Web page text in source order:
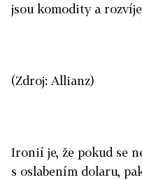
jsou komodity a
(Zdroj: Allianz)
Ironií je, že pokud se
s oslabením dolaru,